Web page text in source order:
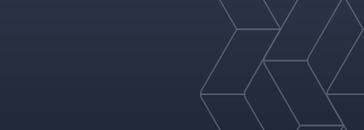
l'imballaggio strutturato e i suoi